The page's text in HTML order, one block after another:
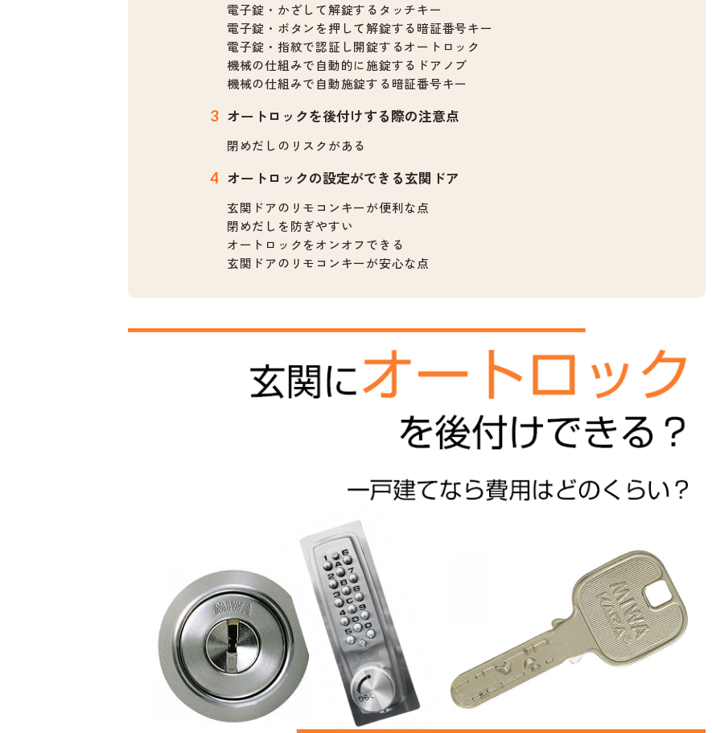
電子錠・かざして解錠するタッチキー
電子錠・ボタンを押して解錠する暗証番号キー
電子錠・指紋で認証し開錠するオートロック
機械の仕組みで自動的に施錠するドアノブ
機械の仕組みで自動施錠する暗証番号キー
オートロックを後付けする際の注意点
閉めだしのリスクがある
オートロックの設定ができる玄関ドア
玄関ドアのリモコンキーが便利な点
閉めだしを防ぎやすい
オートロックをオンオフできる
玄関ドアのリモコンキーが安心な点